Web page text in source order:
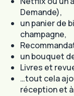
Demande),
un panier de
champagne,
un bouquet
Livres et
…tout cela
réception et